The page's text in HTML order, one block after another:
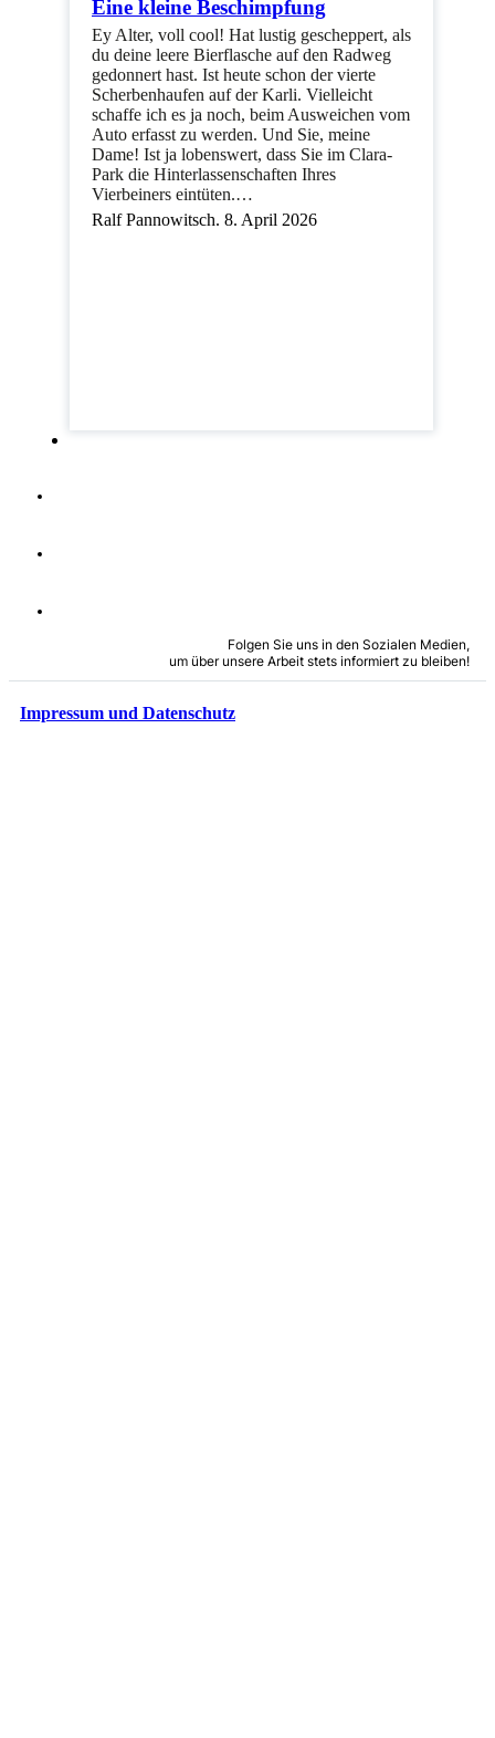
Eine kleine Beschimpfung
Ey Alter, voll cool! Hat lustig gescheppert, als
du deine leere Bierflasche auf den Radweg
gedonnert hast. Ist heute schon der vierte
Scherbenhaufen auf der Karli. Vielleicht
schaffe ich es ja noch, beim Ausweichen vom
Auto erfasst zu werden. Und Sie, meine
Dame! Ist ja lobenswert, dass Sie im Clara-
Park die Hinterlassenschaften Ihres
Vierbeiners eintüten.…
Ralf Pannowitsch. 8. April 2026
Folgen Sie uns in den Sozialen Medien,
um über unsere Arbeit stets informiert zu bleiben!
Impressum und Datenschutz